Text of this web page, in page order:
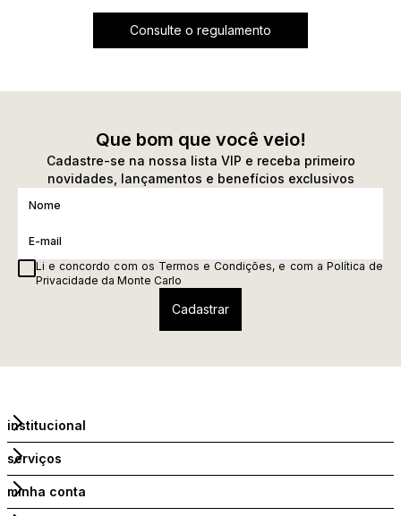
Consulte o regulamento
Que bom que você veio!
Cadastre-se na nossa lista VIP e receba primeiro
novidades, lançamentos e benefícios exclusivos
Li e concordo com os Termos e Condições, e com a Política de
Privacidade da Monte Carlo
institucional
serviços
minha conta